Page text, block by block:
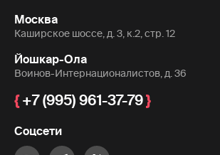
Москва
Каширское шоссе, д. 3, к.2, стр. 12
Йошкар-Ола
Воинов-Интернационалистов, д. 36
+7 (995) 961-37-79
Соцсети